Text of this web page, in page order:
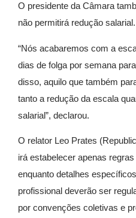
O presidente da Câmara
não permitirá redução salarial.
“Nós acabaremos com a
dias de folga por semana
disso, aquilo que também
tanto a redução da escala
salarial”, declarou.
O relator Leo Prates
irá estabelecer apenas
enquanto detalhes
profissional deverão ser
por convenções coletivas e